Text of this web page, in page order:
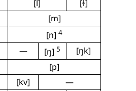
[l]
[ɫ]
[m]
[n] 4
— [ŋ] 5
[ŋk]
[p]
[kv]
—